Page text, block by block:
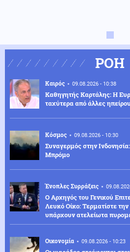
ΡΟΗ
Καιρός 09.08.2026 - 10:38
Καθηγητής Καρτάλης: Η
ταχύτερα από άλλες
Κόσμος 09.08.2026 - 10:30
Συναγερμός στην
Μπρόμο
Ένοπλες Συρράξεις
Ο Αρχηγός του Γενικού
Λευκό Οίκο: Τερματίστε
υπάρχουν ατελείωτα
Οικονομία 09.08.2026 - 10:23